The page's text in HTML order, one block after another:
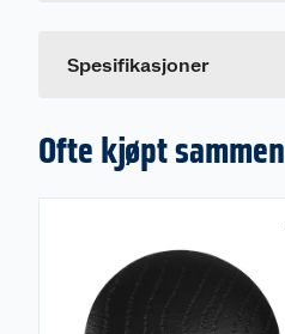
Spesifikasjoner
Ofte kjøpt sammen